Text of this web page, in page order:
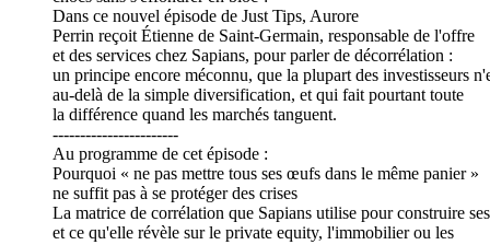
Dans ce nouvel épisode de Just Tips, Aurore
Perrin reçoit Étienne de Saint-Germain, responsable de l'offre
et des services chez Sapians, pour parler de décorrélation :
un principe encore méconnu, que la plupart des investisseurs
au-delà de la simple diversification, et qui fait pourtant toute
la différence quand les marchés tanguent.
-----------------------
Au programme de cet épisode :
Pourquoi « ne pas mettre tous ses œufs dans le même panier »
ne suffit pas à se protéger des crises
La matrice de corrélation que Sapians utilise pour construire
et ce qu'elle révèle sur le private equity, l'immobilier ou les